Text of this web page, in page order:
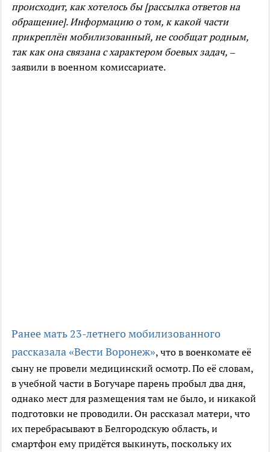
происходит, как хотелось бы [рассылка ответов на
обращение]. Информацию о том, к какой части
прикреплён мобилизованный, не сообщат родным,
так как она связана с характером боевых задач, –
заявили в военном комиссариате.
Ранее мать 23-летнего мобилизованного
рассказала «Вести Воронеж», что в военкомате её
сыну не провели медицинский осмотр. По её словам,
в учебной части в Богучаре парень пробыл два дня,
однако мест для размещения там не было, и никакой
подготовки не проводили. Он рассказал матери, что
их перебрасывают в Белгородскую область, и
смартфон ему придётся выкинуть, поскольку их